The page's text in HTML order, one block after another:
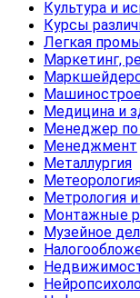
Культура и
Курсы
Легкая
Маркетинг,
Медицина и
Менеджер
Менеджмент
Металлургия
Метрология
Монтажные
Музейное